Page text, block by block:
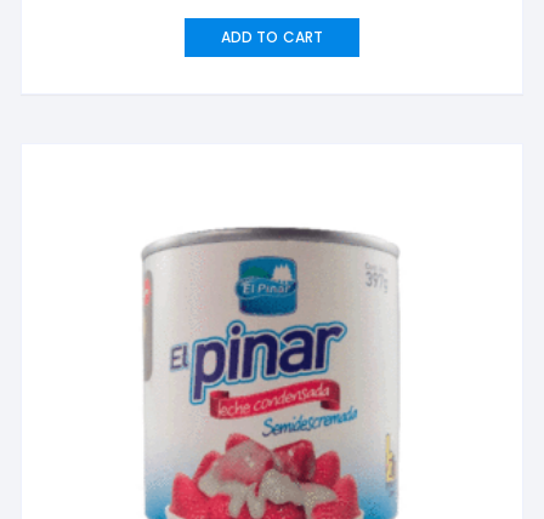
ADD TO CART